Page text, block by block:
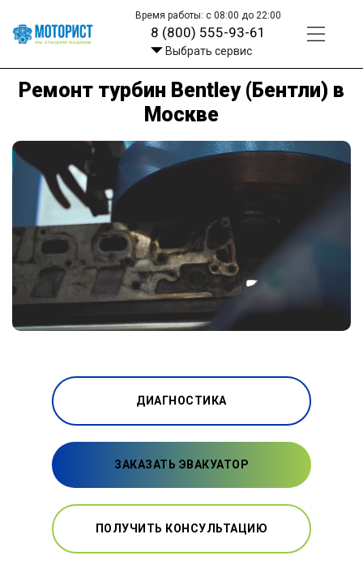
Время работы: с 08:00 до 22:00
8 (800) 555-93-61
Выбрать сервис
Ремонт турбин Bentley (Бентли) в
Москве
ДИАГНОСТИКА
ЗАКАЗАТЬ ЭВАКУАТОР
ПОЛУЧИТЬ КОНСУЛЬТАЦИЮ